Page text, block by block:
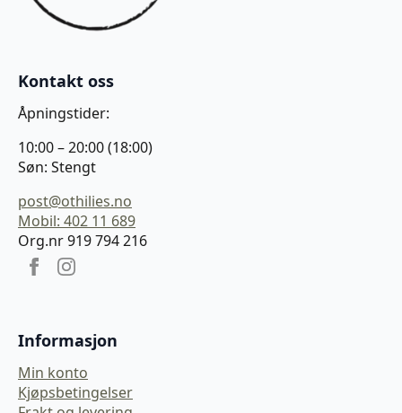
Kontakt oss
Åpningstider:
10:00 – 20:00 (18:00)
Søn: Stengt
post@othilies.no
Mobil: 402 11 689
Org.nr 919 794 216
Informasjon
Min konto
Kjøpsbetingelser